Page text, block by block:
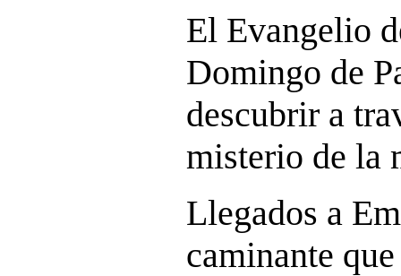
El Evangelio
Domingo de
descubrir a
misterio de la
Llegados a
caminante